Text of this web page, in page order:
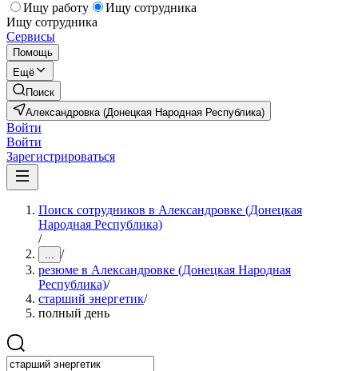
Ищу работу
Ищу сотрудника
Ищу сотрудника
Сервисы
Помощь
Ещё
Поиск
Александровка (Донецкая Народная Республика)
Войти
Войти
Зарегистрироваться
Поиск сотрудников в Александровке (Донецкая
Народная Республика)
/
... /
резюме в Александровке (Донецкая Народная
Республика)/
старший энергетик/
полный день